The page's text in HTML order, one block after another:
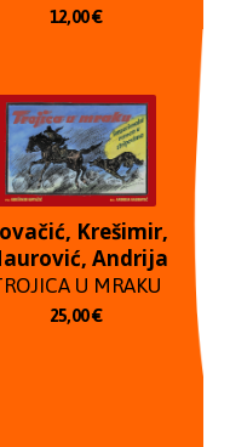
12,00€
Krešimir,
Andrija
U MRAKU
25,00€